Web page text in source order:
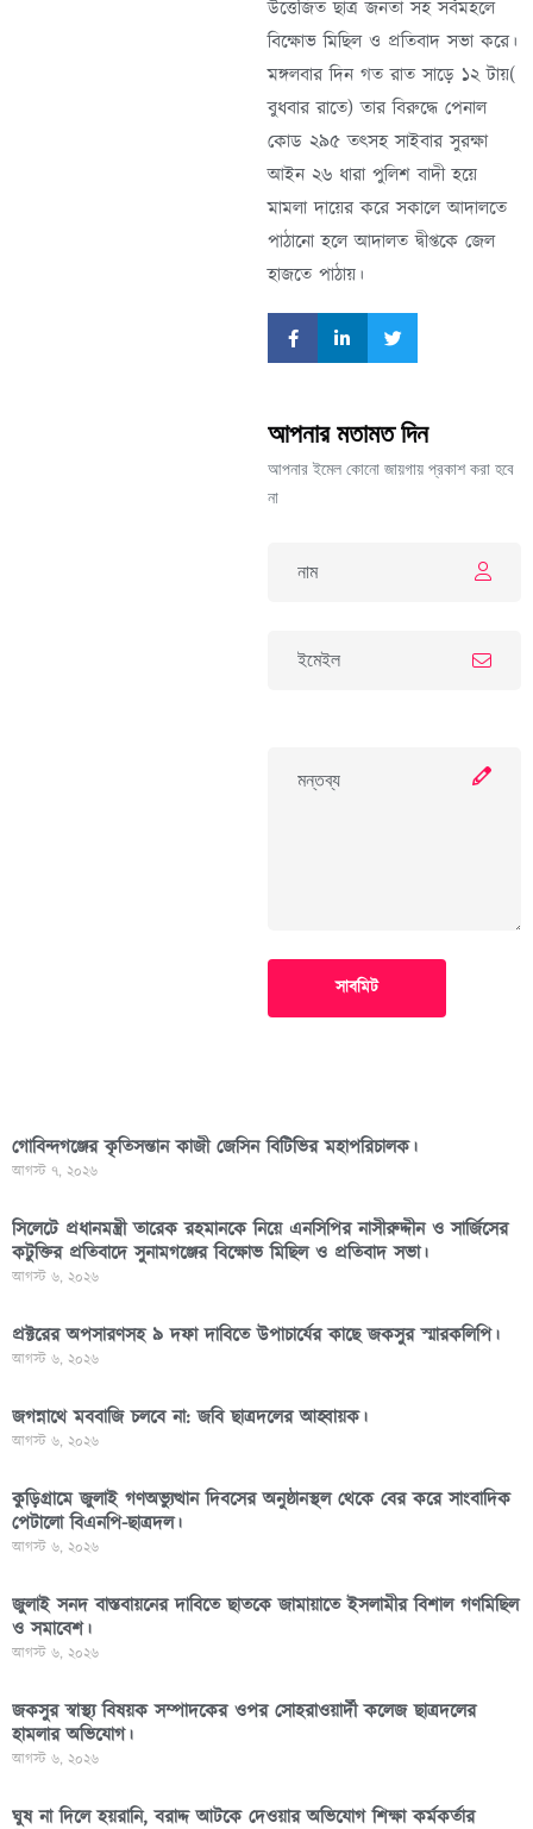
উত্তেজিত ছাত্র জনতা সহ সর্বমহলে
বিক্ষোভ মিছিল ও প্রতিবাদ সভা করে।
মঙ্গলবার দিন গত রাত সাড়ে ১২ টায়(
বুধবার রাতে) তার বিরুদ্ধে পেনাল
কোড ২৯৫ তৎসহ সাইবার সুরক্ষা
আইন ২৬ ধারা পুলিশ বাদী হয়ে
মামলা দায়ের করে সকালে আদালতে
পাঠানো হলে আদালত দ্বীপ্তকে জেল
হাজতে পাঠায়।
আপনার মতামত দিন
আপনার ইমেল কোনো জায়গায় প্রকাশ করা হবে
না
সাবমিট
গোবিন্দগঞ্জের কৃতিসন্তান কাজী জেসিন বিটিভির মহাপরিচালক।
আগস্ট ৭, ২০২৬
সিলেটে প্রধানমন্ত্রী তারেক রহমানকে নিয়ে এনসিপির নাসীরুদ্দীন ও সার্জিসের
কটুক্তির প্রতিবাদে সুনামগঞ্জের বিক্ষোভ মিছিল ও প্রতিবাদ সভা।
আগস্ট ৬, ২০২৬
প্রক্টরের অপসারণসহ ৯ দফা দাবিতে উপাচার্যের কাছে জকসুর স্মারকলিপি।
আগস্ট ৬, ২০২৬
জগন্নাথে মববাজি চলবে না: জবি ছাত্রদলের আহ্বায়ক।
আগস্ট ৬, ২০২৬
কুড়িগ্রামে জুলাই গণঅভ্যুত্থান দিবসের অনুষ্ঠানস্থল থেকে বের করে সাংবাদিক
পেটালো বিএনপি-ছাত্রদল।
আগস্ট ৬, ২০২৬
জুলাই সনদ বাস্তবায়নের দাবিতে ছাতকে জামায়াতে ইসলামীর বিশাল গণমিছিল
ও সমাবেশ।
আগস্ট ৬, ২০২৬
জকসুর স্বাস্থ্য বিষয়ক সম্পাদকের ওপর সোহরাওয়ার্দী কলেজ ছাত্রদলের
হামলার অভিযোগ।
আগস্ট ৬, ২০২৬
ঘুষ না দিলে হয়রানি, বরাদ্দ আটকে দেওয়ার অভিযোগ শিক্ষা কর্মকর্তার